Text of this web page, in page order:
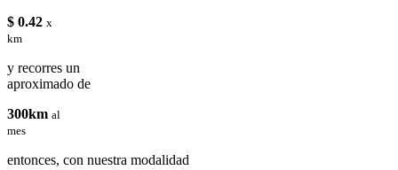
$ 0.42 x
km
y recorres un
aproximado de
300km al
mes
entonces, con nuestra modalidad